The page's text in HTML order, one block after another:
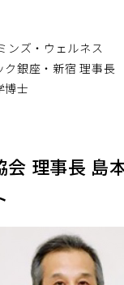
ンズ・ウェルネス
ク銀座・新宿 理事長
博士
会 理事長 島